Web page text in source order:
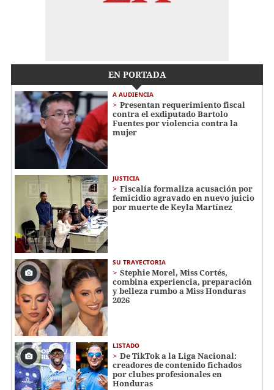
EN PORTADA
A AUDIENCIA
Presentan requerimiento fiscal
contra el exdiputado Bartolo
Fuentes por violencia contra la
mujer
JUSTICIA
Fiscalía formaliza acusación por
femicidio agravado en nuevo juicio
por muerte de Keyla Martínez
SU TRAYECTORIA
Stephie Morel, Miss Cortés,
combina experiencia, preparación
y belleza rumbo a Miss Honduras
2026
LISTADO
De TikTok a la Liga Nacional:
creadores de contenido fichados
por clubes profesionales en
Honduras